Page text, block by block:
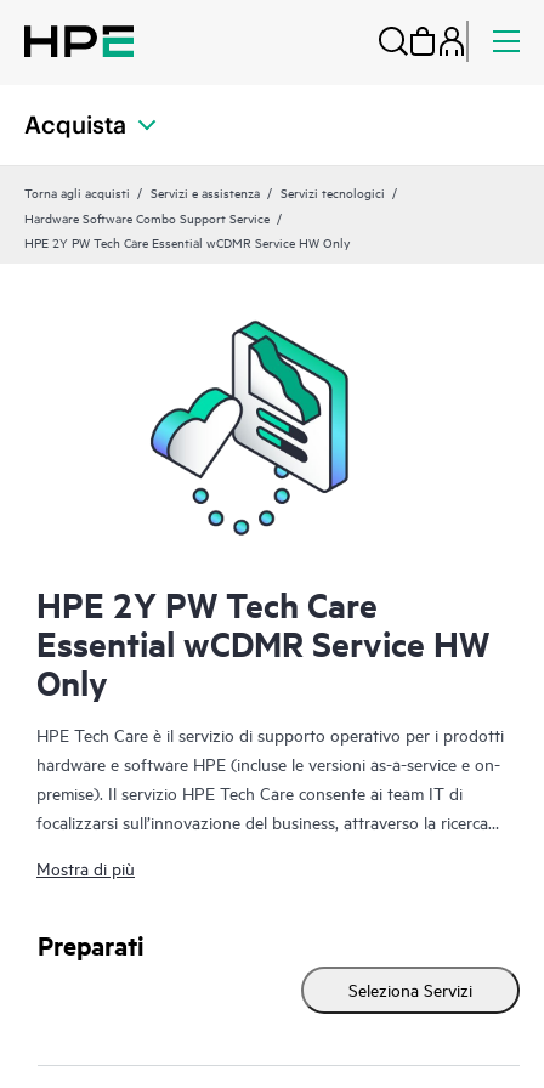
Acquista
Torna agli acquisti Servizi e assistenza
Servizi tecnologici
Hardware Software Combo Support Service
HPE 2Y PW Tech Care Essential wCDMR Service HW Only
HPE 2Y PW Tech Care
Essential wCDMR Service HW
Only
HPE Tech Care è il servizio di supporto operativo per i prodotti
hardware e software HPE (incluse le versioni as-a-service e on-
premise). Il servizio HPE Tech Care consente ai team IT di
focalizzarsi sull’innovazione del business, attraverso la ricerca
semplice risposta reattiva ai problemi.
Il servizio HPE Tech Care offre accesso diretto a specialisti dei
singoli prodotti e a istruzioni tecniche generiche che
favoriscono la riduzione dei rischi e agevolano i clienti nella
Mostra di più
Preparati
Seleziona Servizi